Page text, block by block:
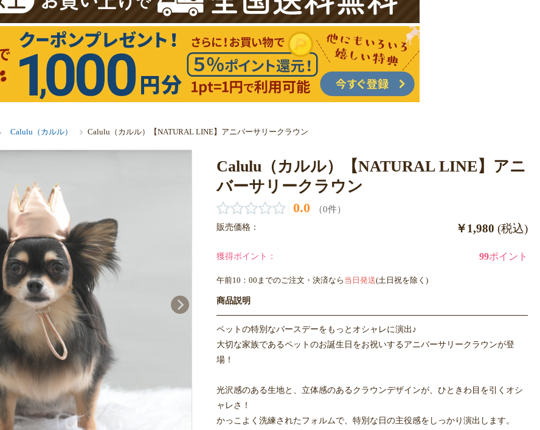
Calulu（カルル） Calulu（カルル）【NATURAL LINE】アニバーサリークラウン
Calulu（カルル）【NATURAL LINE】アニ
バーサリークラウン
0.0 （0件）
販売価格： ￥1,980 (税込)
獲得ポイント： 99ポイント
午前10：00までのご注文・決済なら 当日発送(土日祝を除く)
商品説明
ペットの特別なバースデーをもっとオシャレに演出♪
大切な家族であるペットのお誕生日をお祝いするアニバーサリークラウンが登
場！
光沢感のある生地と、立体感のあるクラウンデザインが、ひときわ目を引くオシ
ャレさ！
かっこよく洗練されたフォルムで、特別な日の主役感をしっかり演出します。